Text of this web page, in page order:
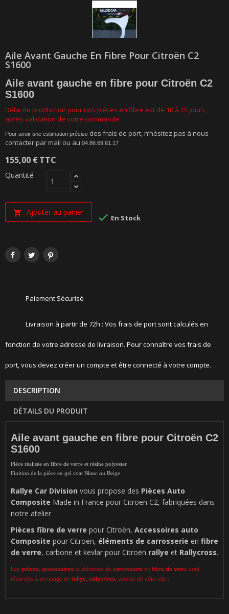
Aile Avant Gauche En Fibre Pour Citroën C2
S1600
Aile avant gauche en fibre pour Citroën C2
S1600
Délai de production pour nos pièces en fibre est de 10 à 15 jours,
après validation de votre commande
Pour avoir une estimation précise des frais de port, n’hésitez pas à nous
contacter par mail ou au 04.86.69.61.17
155,00 €TTC
Quantité
 Ajouter au panier  En Stock
Paiement Sécurisé
Livraison à partir de 72h : Vos frais de port sont calculés en
fonction de votre adresse de livraison. Pour connaître vos frais de
port, vous devez créer un compte et être connecté à votre compte.
DESCRIPTION
DÉTAILS DU PRODUIT
Aile avant gauche en fibre pour Citroën C2
S1600
Pièce réalisée en fibre de verre et résine polyester
Finition de la pièce en gel coat Blanc ou Beige
Rallye Car Division vous propose des Pièces Auto
Composite Made in France pour Citroën C2, fabriquées dans
notre atelier
Pièces fibre de verre pour Citroën, Accessoires auto
Composite pour Citroën, éléments de carrosserie en fibre
de verre, carbone et kevlar pour Citroën rallye et Rallycross.
Les pièces accessoires et éléments de carrosserie en fibre de verre sont
réservés à un usage en rallye rallycross , course de côte, etc...